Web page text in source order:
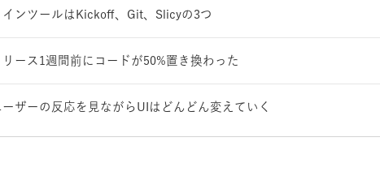
インツールはKickoff、Git、Slicyの3つ
リース1週間前にコードが50%置き換わった
ーザーの反応を見ながらUIはどんどん変えていく